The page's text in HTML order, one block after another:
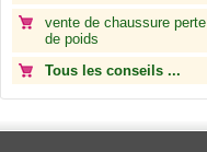
vente de chaussure perte
de poids
Tous les conseils ...